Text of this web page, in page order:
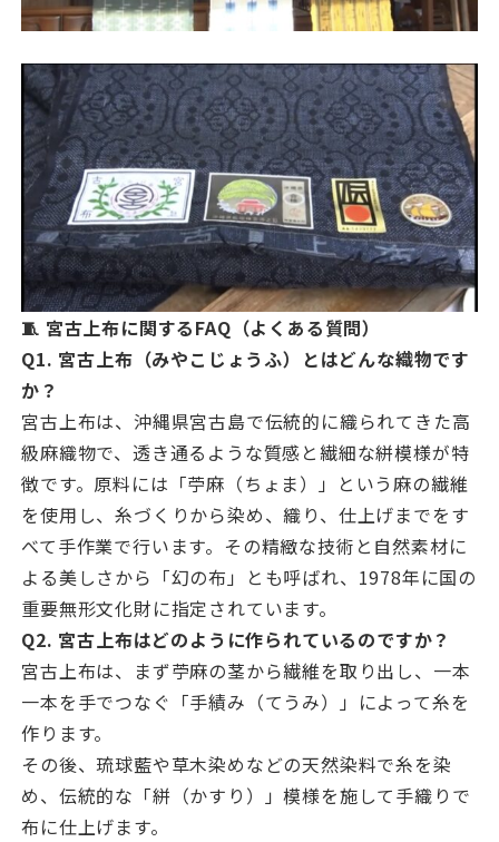
🧵 宮古上布に関するFAQ（よくある質問）
Q1. 宮古上布（みやこじょうふ）とはどんな織物です
か？
宮古上布は、沖縄県宮古島で伝統的に織られてきた高
級麻織物で、透き通るような質感と繊細な絣模様が特
徴です。原料には「苧麻（ちょま）」という麻の繊維
を使用し、糸づくりから染め、織り、仕上げまでをす
べて手作業で行います。その精緻な技術と自然素材に
よる美しさから「幻の布」とも呼ばれ、1978年に国の
重要無形文化財に指定されています。
Q2. 宮古上布はどのように作られているのですか？
宮古上布は、まず苧麻の茎から繊維を取り出し、一本
一本を手でつなぐ「手績み（てうみ）」によって糸を
作ります。
その後、琉球藍や草木染めなどの天然染料で糸を染
め、伝統的な「絣（かすり）」模様を施して手織りで
布に仕上げます。